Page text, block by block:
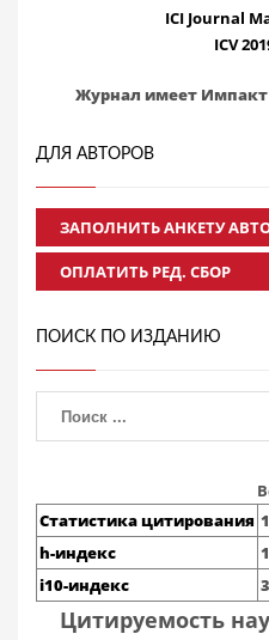
ICI Journal
ICV
Журнал имеет
ДЛЯ АВТОРОВ
ЗАПОЛНИТЬ АНКЕТУ
ОПЛАТИТЬ РЕД. СБОР
ПОИСК ПО ИЗДАНИЮ
Статистика цитирования
h-индекс
i10-индекс
Цитируемость